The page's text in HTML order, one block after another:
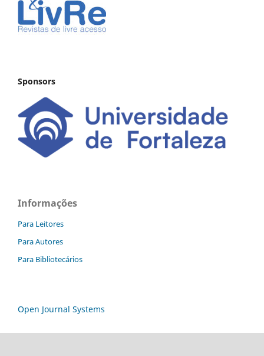
Sponsors
Informações
Para Leitores
Para Autores
Para Bibliotecários
Open Journal Systems